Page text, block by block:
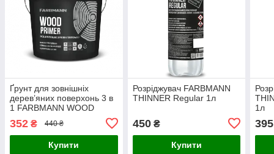
Ґрунт для зовнішніх
дерев’яних поверхонь 3 в
1 FARBMANN WOOD
PRIMER (ФАРБМЕН ВУД
ПРАЙМЕР) 0.9л
352 ₴ 440 ₴
Купити
Розріджувач FARBMANN
THINNER Regular 1л
450₴
Купити
1л
395